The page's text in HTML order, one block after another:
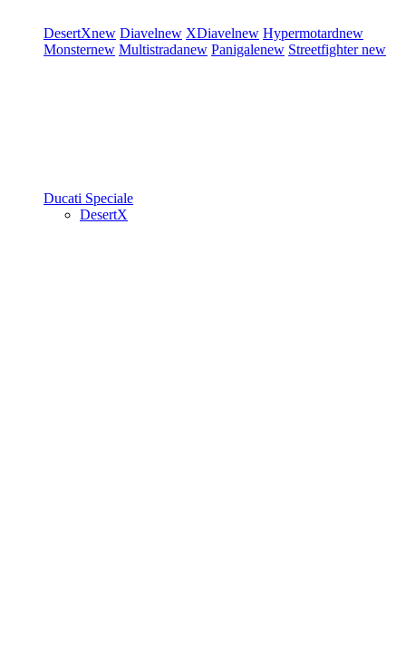
DesertXnew Diavelnew XDiavelnew Hypermotardnew
Monsternew Multistradanew Panigalenew Streetfighternew
Ducati Speciale
DesertX